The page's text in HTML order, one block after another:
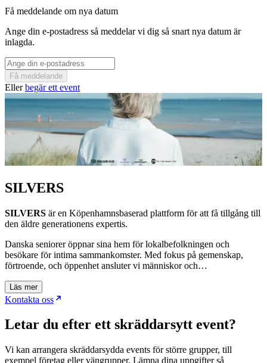
Få meddelande om nya datum
Ange din e-postadress så meddelar vi dig så snart nya datum är
inlagda.
Få meddelande
Ellerbegär ett event
SILVERS
SILVERS är en Köpenhamnsbaserad plattform för att få tillgång till
den äldre generationens expertis.
Danska seniorer öppnar sina hem för lokalbefolkningen och
besökare för intima sammankomster. Med fokus på gemenskap,
förtroende, och öppenhet ansluter vi människor och…
Läs mer
Kontakta oss
Letar du efter ett skräddarsytt event?
Vi kan arrangera skräddarsydda events för större grupper, till
exempel företag eller vängrupper. Lämna dina uppgifter så